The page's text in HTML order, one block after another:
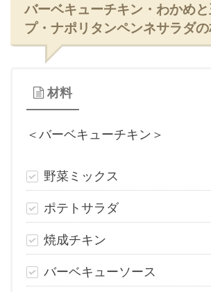
バーベキューチキン・わかめ
プ・ナポリタンペンネサラダ
材料
＜バーベキューチキン＞
野菜ミックス
ポテトサラダ
焼成チキン
バーベキューソース